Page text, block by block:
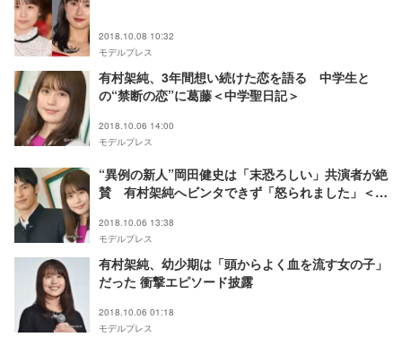
2018.10.08 10:32
モデルプレス
有村架純、3年間想い続けた恋を語る 中学生と
の“禁断の恋”に葛藤＜中学聖日記＞
2018.10.06 14:00
モデルプレス
“異例の新人”岡田健史は「末恐ろしい」共演者が絶
賛 有村架純へビンタできず「怒られました」＜中
2018.10.06 13:38
モデルプレス
有村架純、幼少期は「頭からよく血を流す女の子」
だった 衝撃エピソード披露
2018.10.06 01:18
モデルプレス